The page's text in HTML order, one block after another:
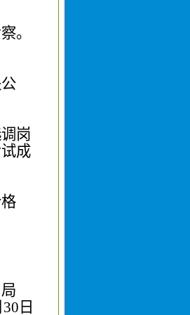
。
岗
成
局
30 日